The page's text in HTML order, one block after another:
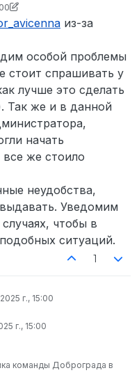
из-за
особой проблемы
стоит спрашивать у
лучше это сделать
Так же и в данной
начать
же стоило
неудобства,
Уведомим
чтобы в
ситуаций.
1
г., 15:00
г., 15:00
команды Доброграда в